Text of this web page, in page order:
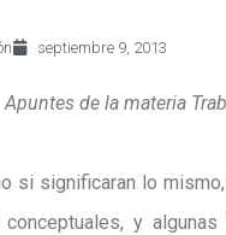
septiembre 9, 2013
Apuntes de la materia
si significaran lo
y